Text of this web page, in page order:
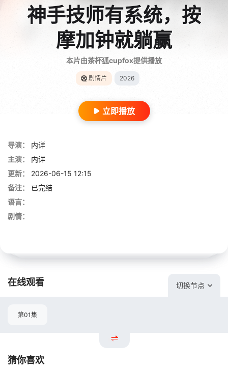
神手技师有系统，按
摩加钟就躺赢
本片由茶杯狐cupfox提供播放
剧情片 2026
立即播放
导演：
内详
主演：
内详
更新：
2026-06-15 12:15
备注：
已完结
语言：
剧情：
在线观看 切换节点
第01集
猜你喜欢